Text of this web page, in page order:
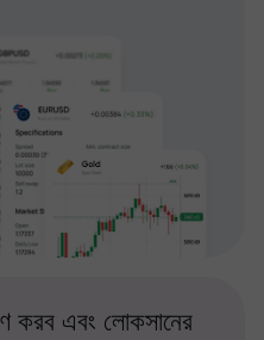
করব এবং লোকসানের